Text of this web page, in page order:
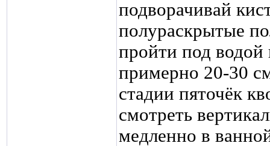
подворачивай
полураскрытые
пройти под
примерно 20-30
стадии пяточёк
смотреть
медленно в